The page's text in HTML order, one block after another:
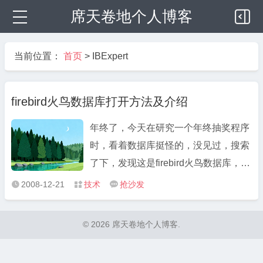
席天卷地个人博客
当前位置： 首页 > IBExpert
firebird火鸟数据库打开方法及介绍
年终了，今天在研究一个年终抽奖程序
时，看着数据库挺怪的，没见过，搜索
了下，发现这是firebird火鸟数据库，是
由delphi公司开发的，免费的数据库，
比access好，不用什么ADO连接。
 2008-12-21  技术  抢沙发
© 2026 席天卷地个人博客.